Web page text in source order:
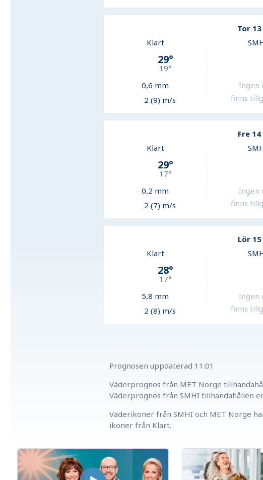
Tor
Klart
29°
19°
0,6 mm
2 (9) m/s
Ingen
finns
Fre
Klart
29°
17°
0,2 mm
2 (7) m/s
Ingen
finns
Lör
Klart
28°
17°
5,8 mm
2 (8) m/s
Ingen
finns
Prognosen uppdaterad 11:01
Väderprognos från MET Norge
Väderprognos från SMHI tillhandahållen
Väderikoner från SMHI och MET Norge
ikoner från Klart.